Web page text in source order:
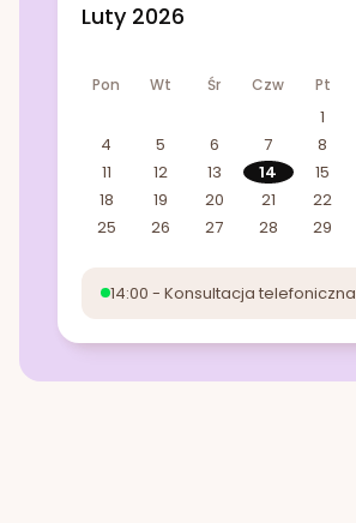
Luty 2026
Pon Wt Śr Czw Pt
1
4
5 6 7 8
11
12 13 14 15
18
19 20 21 22
25
26 27 28 29
14:00 - Konsultacja telefoniczna